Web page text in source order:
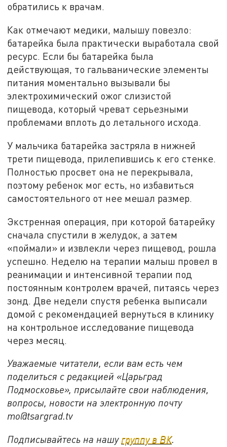
обратились к врачам.
Как отмечают медики, малышу повезло:
батарейка была практически выработала свой
ресурс. Если бы батарейка была
действующая, то гальванические элементы
питания моментально вызывали бы
электрохимический ожог слизистой
пищевода, который чреват серьезными
проблемами вплоть до летального исхода.
У мальчика батарейка застряла в нижней
трети пищевода, прилепившись к его стенке.
Полностью просвет она не перекрывала,
поэтому ребенок мог есть, но избавиться
самостоятельного от нее мешал размер.
Экстренная операция, при которой батарейку
сначала спустили в желудок, а затем
«поймали» и извлекли через пищевод, рошла
успешно. Неделю на терапии малыш провел в
реанимации и интенсивной терапии под
постоянным контролем врачей, питаясь через
зонд. Две недели спустя ребенка выписали
домой с рекомендацией вернуться в клинику
на контрольное исследование пищевода
через месяц.
Уважаемые читатели, если вам есть чем
поделиться с редакцией «Царьград
Подмосковье», присылайте свои наблюдения,
вопросы, новости на электронную почту
mo@tsargrad.tv
Подписывайтесь на нашу группу в ВК.